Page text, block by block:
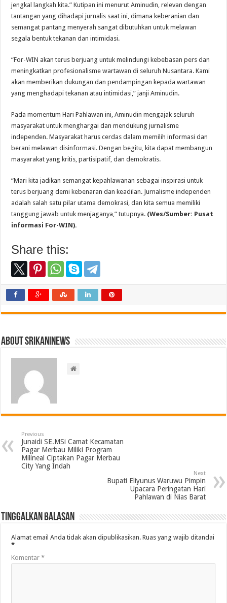
jengkal langkah kita.” Kutipan ini menurut Aminudin, relevan dengan
tantangan yang dihadapi jurnalis saat ini, dimana keberanian dan
semangat pantang menyerah sangat dibutuhkan untuk melawan
segala bentuk tekanan dan intimidasi.
“For-WIN akan terus berjuang untuk melindungi kebebasan pers dan
meningkatkan profesionalisme wartawan di seluruh Nusantara. Kami
akan memberikan dukungan dan pendampingan kepada wartawan
yang menghadapi tekanan atau intimidasi,” janji Aminudin.
Pada momentum Hari Pahlawan ini, Aminudin mengajak seluruh
masyarakat untuk menghargai dan mendukung jurnalisme
independen. Masyarakat harus cerdas dalam memilih informasi dan
berani melawan disinformasi. Dengan begitu, kita dapat membangun
masyarakat yang kritis, partisipatif, dan demokratis.
“Mari kita jadikan semangat kepahlawanan sebagai inspirasi untuk
terus berjuang demi kebenaran dan keadilan. Jurnalisme independen
adalah salah satu pilar utama demokrasi, dan kita semua memiliki
tanggung jawab untuk menjaganya,” tutupnya. (Wes/Sumber: Pusat
informasi For-WIN).
Share this:
About srikaninews
Previous
Junaidi SE.MSi Camat Kecamatan
Pagar Merbau Miliki Program
Milineal Ciptakan Pagar Merbau
City Yang Indah
Next
Bupati Eliyunus Waruwu Pimpin
Upacara Peringatan Hari
Pahlawan di Nias Barat
Tinggalkan Balasan
Alamat email Anda tidak akan dipublikasikan. Ruas yang wajib ditandai
*
Komentar*